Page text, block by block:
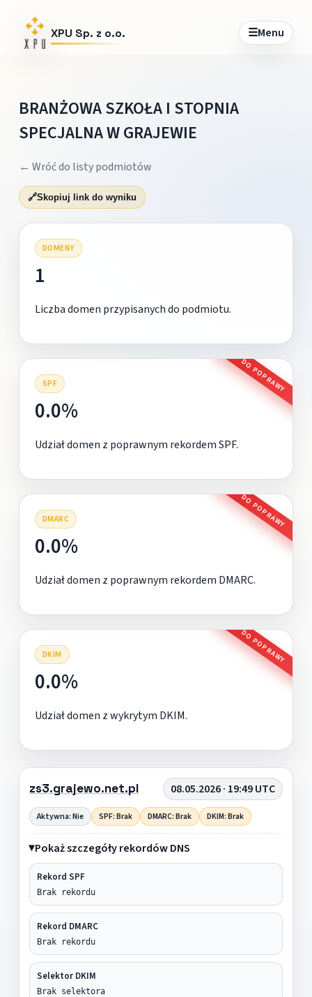
XPU Sp. z o.o. ☰Menu
BRANŻOWA SZKOŁA I STOPNIA
SPECJALNA W GRAJEWIE
← Wróć do listy podmiotów
🔗Skopiuj link do wyniku
DOMENY
1
Liczba domen przypisanych do podmiotu.
SPF DO POPRAWY
0.0%
Udział domen z poprawnym rekordem SPF.
DMARC DO POPRAWY
0.0%
Udział domen z poprawnym rekordem DMARC.
DKIM DO POPRAWY
0.0%
Udział domen z wykrytym DKIM.
zs3.grajewo.net.pl 08.05.2026 · 19:49 UTC
Aktywna: Nie SPF: Brak DMARC: Brak DKIM: Brak
Pokaż szczegóły rekordów DNS
Rekord SPF
Brak rekordu
Rekord DMARC
Brak rekordu
Selektor DKIM
Brak selektora